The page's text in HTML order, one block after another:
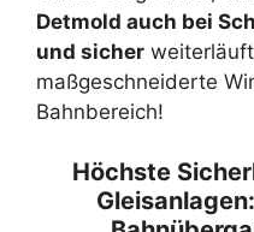
Detmold auch bei
und sicher
maßgeschneiderte
Bahnbereich!
Höchste